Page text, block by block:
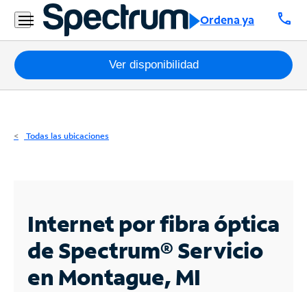
Ordena ya call
Residencial
Business
Paquetes
Internet
Business
Contáctanos
Ver disponibilidad
Todas las ubicaciones
Internet por fibra óptica
de Spectrum®Servicio
en Montague, MI